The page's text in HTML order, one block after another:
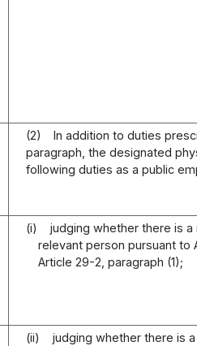
(2)
In addition to duties
paragraph, the designated
following duties as a public
(i)
judging whether there is
relevant person pursuant to
Article 29-2, paragraph (1);
(ii)
judging whether there is